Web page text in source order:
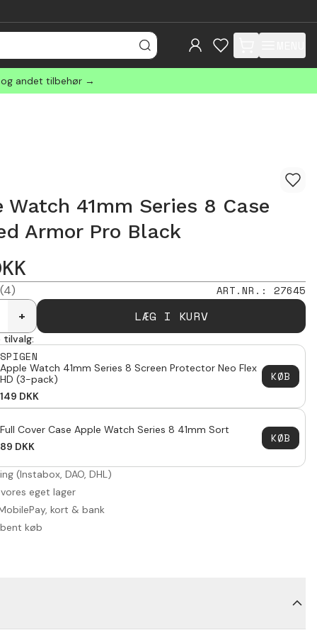
items in cart, view
andet tilbehør →
Watch 41mm Series 8 Case
Armor Pro Black
(4) ART.NR. : 27645
+
LÆG I KURV
tilvalg:
SPIGEN
Apple Watch 41mm Series 8 Screen Protector Neo Flex
HD (3-pack)
149 DKK
KØB
Full Cover Case Apple Watch Series 8 41mm Sort
89 DKK
KØB
(Instabox, DAO, DHL)
eget lager
kort & bank
køb